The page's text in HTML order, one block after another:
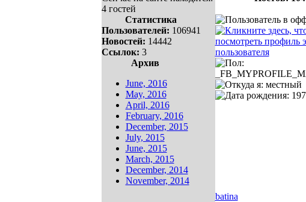
4 гостей
Статистика
Пользователей: 106941
Новостей: 14442
Ссылок: 3
Архив
June, 2016
May, 2016
April, 2016
February, 2016
December, 2015
July, 2015
June, 2015
March, 2015
December, 2014
November, 2014
batina